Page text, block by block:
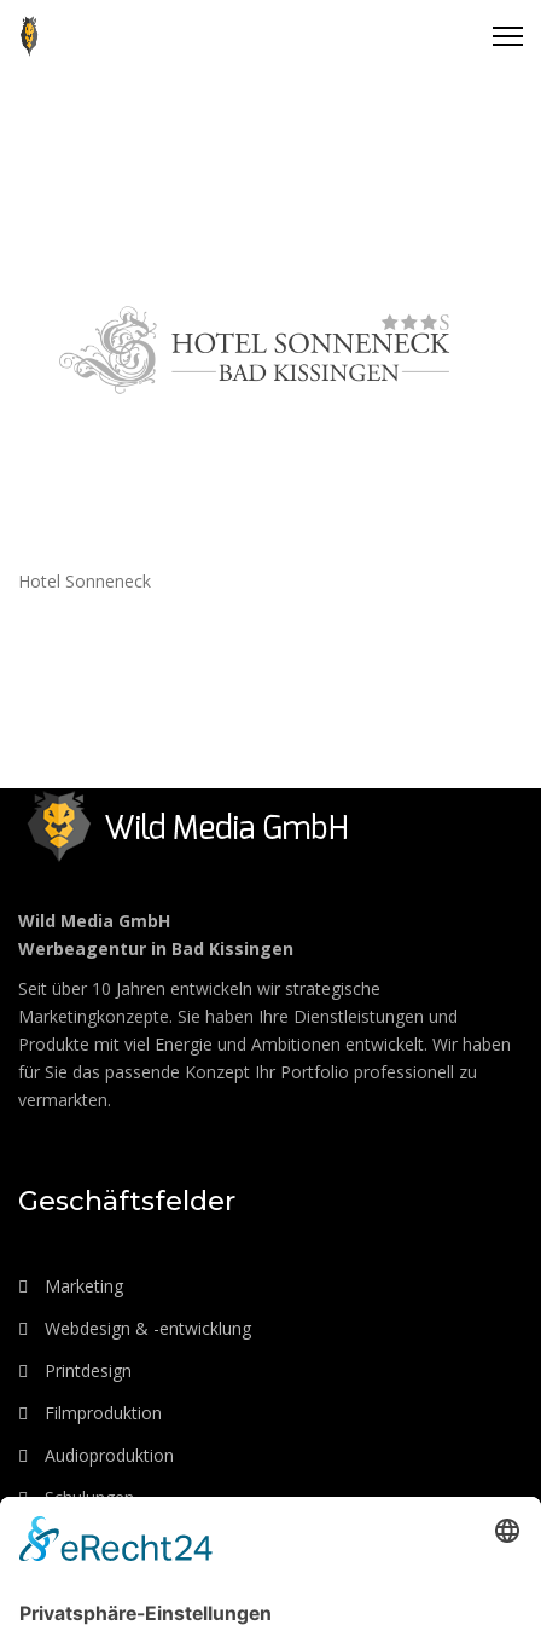
Hotel Sonneneck
Wild Media GmbH
Werbeagentur in Bad Kissingen
Seit über 10 Jahren entwickeln wir strategische
Marketingkonzepte. Sie haben Ihre Dienstleistungen und
Produkte mit viel Energie und Ambitionen entwickelt. Wir haben
für Sie das passende Konzept Ihr Portfolio professionell zu
vermarkten.
Geschäftsfelder
Marketing
Webdesign & -entwicklung
Printdesign
Filmproduktion
Audioproduktion
Schulungen
Luftaufnahmen